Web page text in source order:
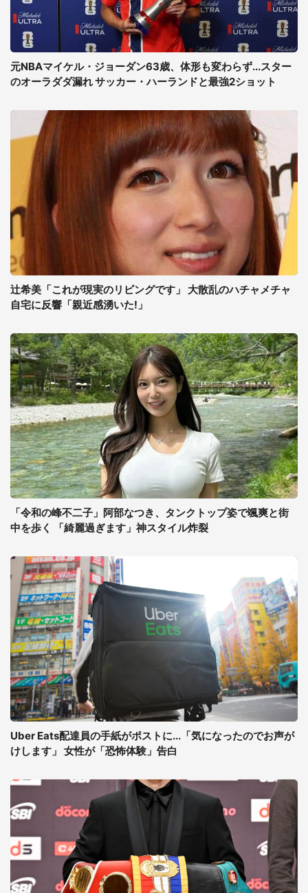
元NBAマイケル・ジョーダン63歳、体形も変わらず...スター
のオーラダダ漏れ サッカー・ハーランドと最強2ショット
辻希美「これが現実のリビングです」 大散乱のハチャメチャ
自宅に反響「親近感湧いた!」
「令和の峰不二子」阿部なつき、タンクトップ姿で颯爽と街
中を歩く 「綺麗過ぎます」神スタイル炸裂
Uber Eats配達員の手紙がポストに...「気になったのでお声が
けします」 女性が「恐怖体験」告白